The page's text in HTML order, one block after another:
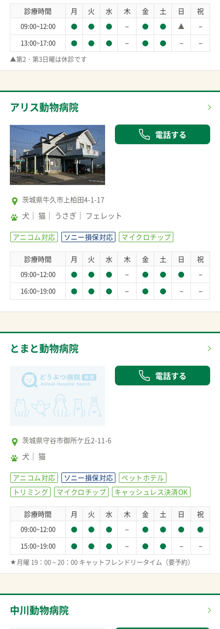
診療時間 月 火 水 木 金 土 日 祝
09:00~12:00 － －
13:00~17:00 － － －
▲第2・第3日曜は休診です
アリス動物病院
電話する
茨城県牛久市上柏田4-1-17
犬 猫 うさぎ フェレット
アニコム対応 ソニー損保対応 マイクロチップ
診療時間 月 火 水 木 金 土 日 祝
09:00~12:00 － －
16:00~19:00 － － －
とまと動物病院
電話する
茨城県守谷市御所ケ丘2-11-6
犬 猫
アニコム対応 ソニー損保対応
ペットホテル
トリミング
マイクロチップ キャッシュレス決済OK
診療時間 月 火 水 木 金 土 日 祝
09:00~12:00 －
15:00~19:00 － － －
★月曜 19：00～20：00 キャットフレンドリータイム（要予約）
中川動物病院